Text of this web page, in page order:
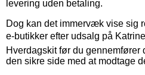
levering uden betaling.
Dog kan det immervæk vise sig
e-butikker efter udsalg på
Hverdagskit før du gennemfører
den sikre side med at modtage